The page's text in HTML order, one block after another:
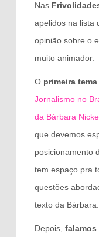
Nas
apelidos na lista
opinião sobre o
muito animador.
O primeira tema
Jornalismo no
da Bárbara
que devemos
posicionamento
tem espaço pra
questões
texto da
Depois, falamos